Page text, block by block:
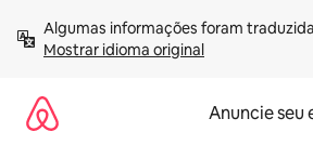
para
Mostrar idioma original
Anuncie seu